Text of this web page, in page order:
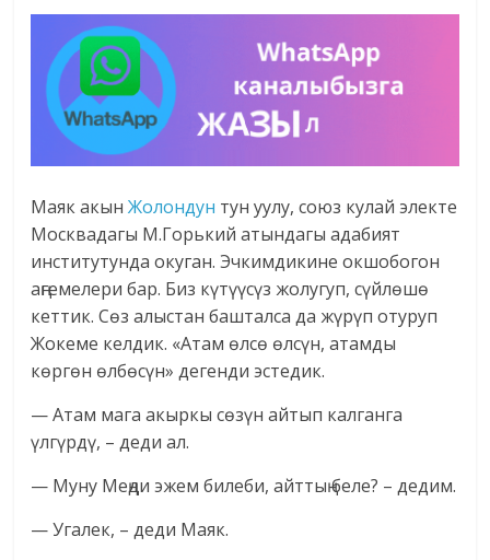
Маяк акынЖолондун тун уулу, союз кулай электе
Москвадагы М.Горький атындагы адабият
институтунда окуган. Эчкимдикине окшобогон
аңгемелери бар. Биз күтүүсүз жолугуп, сүйлөшө
кеттик. Сөз алыстан башталса да жүрүп отуруп
Жокеме келдик. «Атам өлсө өлсүн, атамды
көргөн өлбөсүн» дегенди эстедик.
— Атам мага акыркы сөзүн айтып калганга
үлгүрдү, – деди ал.
— Муну Меңди эжем билеби, айттың беле? – дедим.
— Угалек, – деди Маяк.